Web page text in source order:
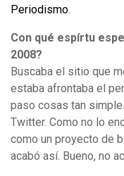
Periodismo.
Con qué espírtu
2008?
Buscaba el sitio que
estaba afrontaba el
paso cosas tan
Twitter. Como no lo
como un proyecto de
acabó así. Bueno, no